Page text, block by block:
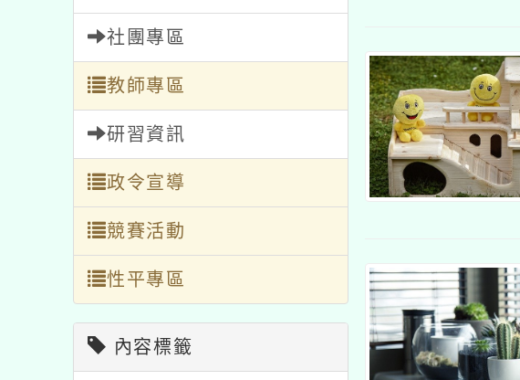
社團專區
教師專區
研習資訊
政令宣導
競賽活動
性平專區
內容標籤